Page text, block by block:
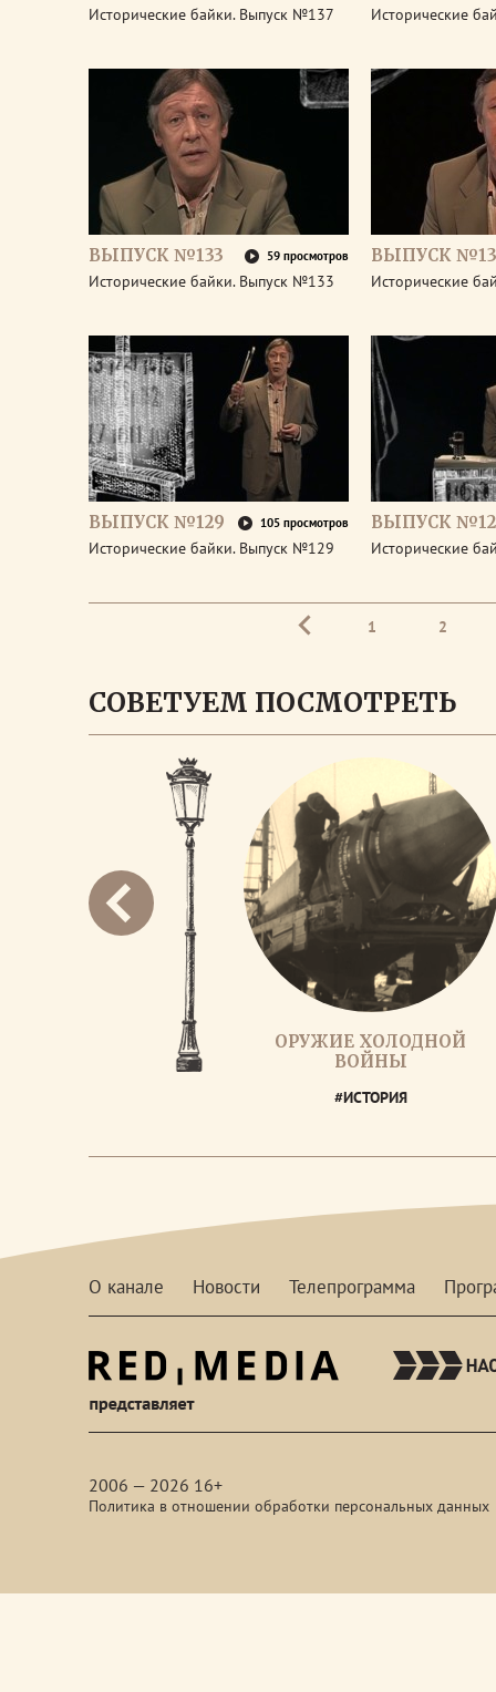
Исторические байки. Выпуск №137 Исторические
ВЫПУСК №133 59 просмотров
Исторические байки. Выпуск №133
ВЫПУСК
Исторические
ВЫПУСК №129 105 просмотров
Исторические байки. Выпуск №129
ВЫПУСК
Исторические
1 2
СОВЕТУЕМ ПОСМОТРЕТЬ
ОРУЖИЕ ХОЛОДНОЙ
ВОЙНЫ
#ИСТОРИЯ
О канале Новости Телепрограмма
2006 — 2026 16+
Политика в отношении обработки персональных данных